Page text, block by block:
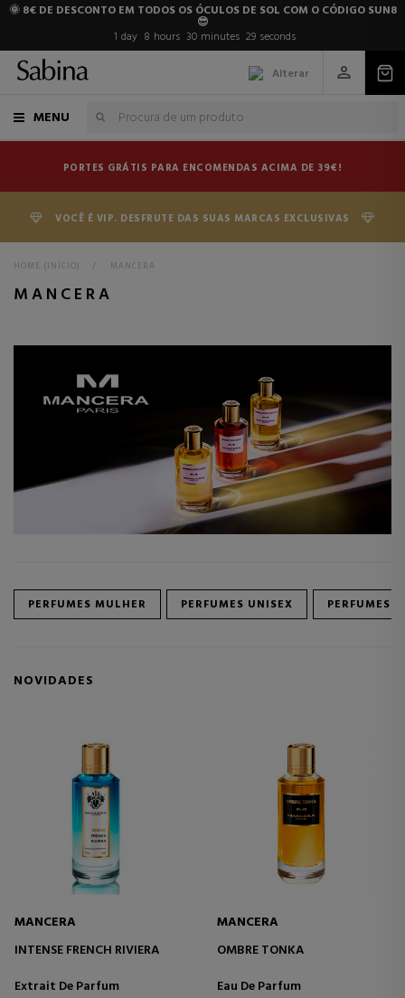
🌞 8€ DE DESCONTO EM TODOS OS ÓCULOS DE SOL COM O CÓDIGO SUN8
😎
1 day 8 hours 30 minutes 28 seconds
Alterar
MENU
PORTES GRÁTIS PARA ENCOMENDAS ACIMA DE 39€!
VOCÊ É VIP. DESFRUTE DAS SUAS MARCAS EXCLUSIVAS
HOME (INÍCIO) > MANCERA
MANCERA
PERFUMES MULHER PERFUMES UNISEX PERFUMES
NOVIDADES
MANCERA
INTENSE FRENCH RIVIERA
Extrait De Parfum
MANCERA
OMBRE TONKA
Eau De Parfum